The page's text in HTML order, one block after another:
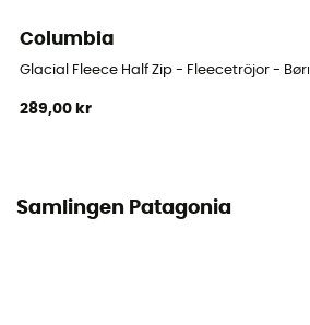
Columbia
Glacial Fleece Half Zip - Fleecetröjor - Børn
289,00 kr
Samlingen Patagonia